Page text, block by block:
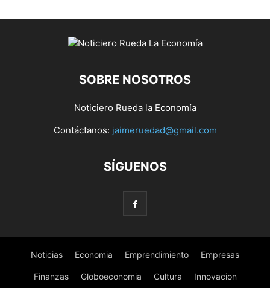
SOBRE NOSOTROS
Noticiero Rueda la Economía
Contáctanos: jaimeruedad@gmail.com
SÍGUENOS
Noticias Economia Emprendimiento Empresas
Finanzas Globoeconomia Cultura Innovacion